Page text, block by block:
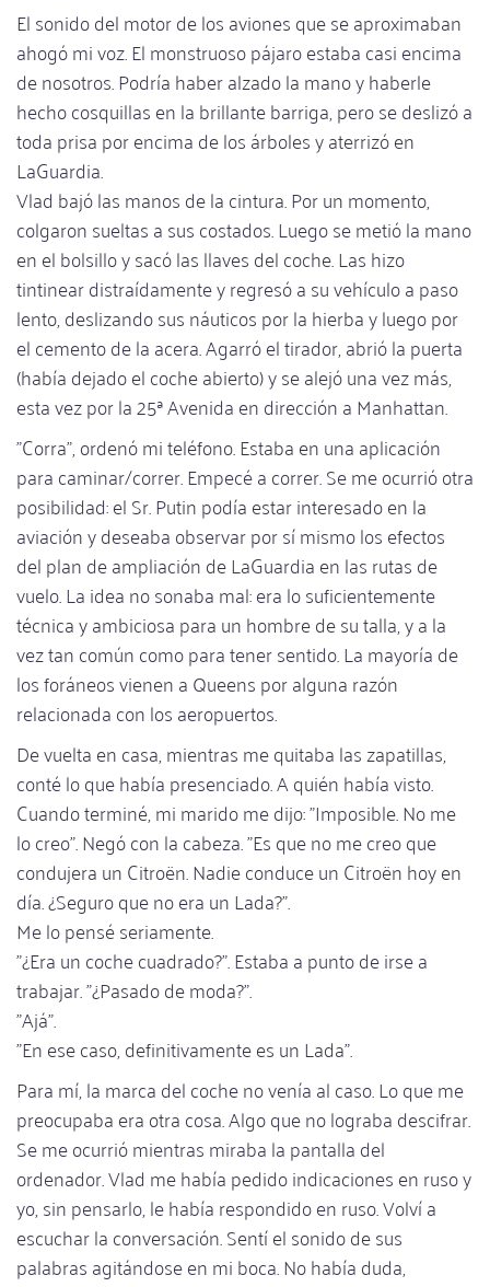
El sonido del motor de los aviones que se aproximaban
ahogó mi voz. El monstruoso pájaro estaba casi encima
de nosotros. Podría haber alzado la mano y haberle
hecho cosquillas en la brillante barriga, pero se deslizó a
toda prisa por encima de los árboles y aterrizó en
LaGuardia.
Vlad bajó las manos de la cintura. Por un momento,
colgaron sueltas a sus costados. Luego se metió la mano
en el bolsillo y sacó las llaves del coche. Las hizo
tintinear distraídamente y regresó a su vehículo a paso
lento, deslizando sus náuticos por la hierba y luego por
el cemento de la acera. Agarró el tirador, abrió la puerta
(había dejado el coche abierto) y se alejó una vez más,
esta vez por la 25ª Avenida en dirección a Manhattan.
"Corra", ordenó mi teléfono. Estaba en una aplicación
para caminar/correr. Empecé a correr. Se me ocurrió otra
posibilidad: el Sr. Putin podía estar interesado en la
aviación y deseaba observar por sí mismo los efectos
del plan de ampliación de LaGuardia en las rutas de
vuelo. La idea no sonaba mal: era lo suficientemente
técnica y ambiciosa para un hombre de su talla, y a la
vez tan común como para tener sentido. La mayoría de
los foráneos vienen a Queens por alguna razón
relacionada con los aeropuertos.
De vuelta en casa, mientras me quitaba las zapatillas,
conté lo que había presenciado. A quién había visto.
Cuando terminé, mi marido me dijo: "Imposible. No me
lo creo". Negó con la cabeza. "Es que no me creo que
condujera un Citroën. Nadie conduce un Citroën hoy en
día. ¿Seguro que no era un Lada?".
Me lo pensé seriamente.
"¿Era un coche cuadrado?". Estaba a punto de irse a
trabajar. "¿Pasado de moda?".
"Ajá".
"En ese caso, definitivamente es un Lada".
Para mí, la marca del coche no venía al caso. Lo que me
preocupaba era otra cosa. Algo que no lograba descifrar.
Se me ocurrió mientras miraba la pantalla del
ordenador. Vlad me había pedido indicaciones en ruso y
yo, sin pensarlo, le había respondido en ruso. Volví a
escuchar la conversación. Sentí el sonido de sus
palabras agitándose en mi boca. No había duda,